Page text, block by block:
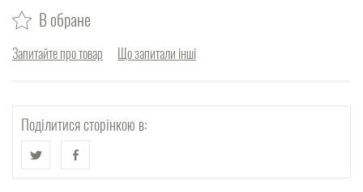
В обране
Запитайте про товар Що запитали інші
Поділитися сторінкою в: